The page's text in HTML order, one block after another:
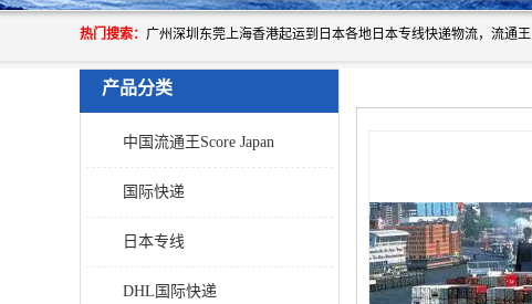
热门搜索：
产品分类
中国流通王Score Japan
国际快递
日本专线
DHL国际快递